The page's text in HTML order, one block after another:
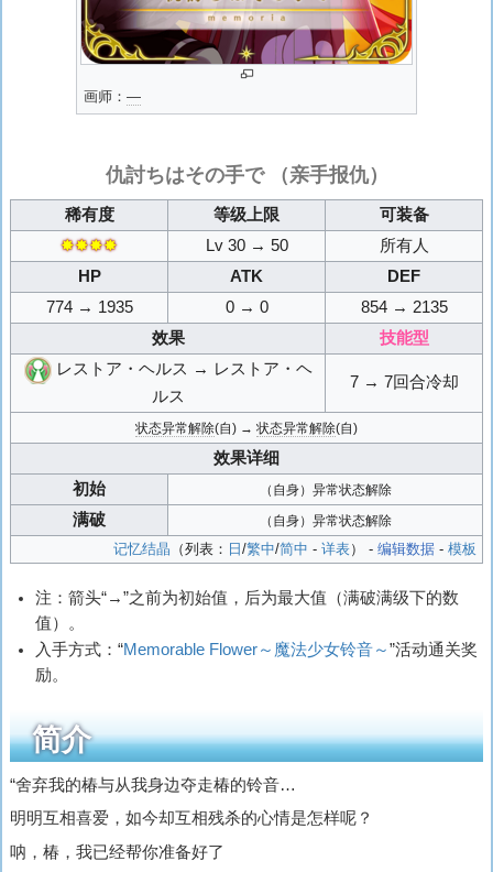
画师： ―
仇討ちはその手で（亲手报仇）
稀有度 等级上限
可装备
✸✸✸✸
Lv 30 → 50
所有人
HP
ATK
DEF
774 → 1935
0 → 0
854 → 2135
效果
技能型
レストア・ヘルス → レストア・ヘ
ルス
7 → 7回合冷却
状态异常解除(自) → 状态异常解除(自)
效果详细
初始
（自身）异常状态解除
满破 （自身）异常状态解除
记忆结晶 （列表： 日 /繁中/简中 - 详表） - 编辑数据- 模板
注：箭头“→”之前为初始值，后为最大值（满破满级下的数
值）。
入手方式：“Memorable Flower～魔法少女铃音～”活动通关奖
励。
简介
“舍弃我的椿与从我身边夺走椿的铃音…
明明互相喜爱，如今却互相残杀的心情是怎样呢？
呐，椿，我已经帮你准备好了